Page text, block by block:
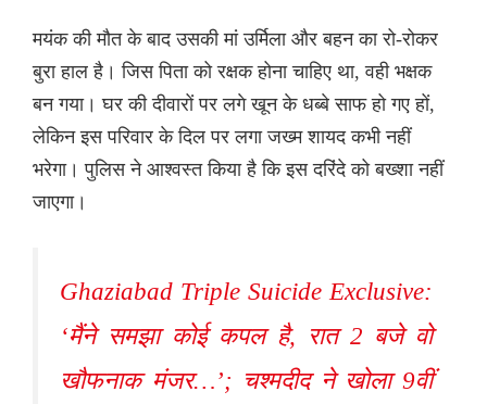
मयंक की मौत के बाद उसकी मां उर्मिला और बहन का रो-रोकर
बुरा हाल है। जिस पिता को रक्षक होना चाहिए था, वही भक्षक
बन गया। घर की दीवारों पर लगे खून के धब्बे साफ हो गए हों,
लेकिन इस परिवार के दिल पर लगा जख्म शायद कभी नहीं
भरेगा। पुलिस ने आश्वस्त किया है कि इस दरिंदे को बख्शा नहीं
जाएगा।
Ghaziabad Triple Suicide Exclusive:
‘मैंने समझा कोई कपल है, रात 2 बजे वो
खौफनाक मंजर…’; चश्मदीद ने खोला 9वीं